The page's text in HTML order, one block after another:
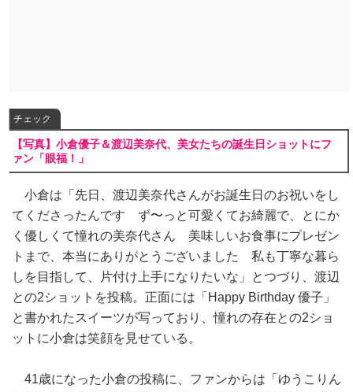
チェック
【写真】小倉優子＆渡辺美奈代、美女たちの誕生日ショットにフ
ァン「眼福！」
小倉は「先日、渡辺美奈代さんがお誕生日のお祝いをし
てくださったんです ず〜っと可愛くてお綺麗で、とにか
く優しくて憧れの美奈代さん 美味しいお食事にプレゼン
トまで、本当にありがとうございました 私も丁寧な暮ら
しを目指して、片付け上手になりたいな」とつづり、渡辺
との2ショットを投稿。正面には「Happy Birthday 優子」
と書かれたスイーツが写っており、憧れの存在との2ショ
ットに小倉は笑顔を見せている。
41歳になった小倉の投稿に、ファンからは「ゆうこりん